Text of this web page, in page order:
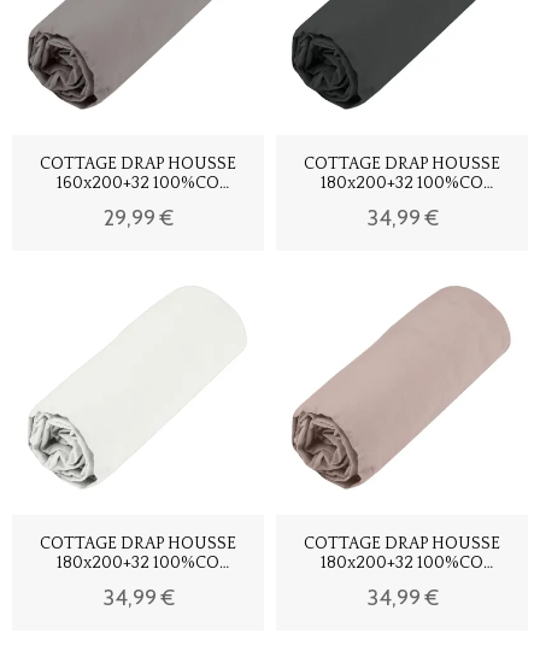
COTTAGE DRAP HOUSSE
160x200+32 100%CO
29,99 €
COTTAGE DRAP HOUSSE
180x200+32 100%CO
34,99 €
COTTAGE DRAP HOUSSE
180x200+32 100%CO
34,99 €
COTTAGE DRAP HOUSSE
180x200+32 100%CO
34,99 €